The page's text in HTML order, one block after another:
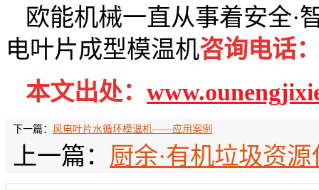
欧能机械一直从事着安全·
电叶片成型模温机咨询电话
本文出处：
下一篇： 风电叶片水循环模温机——应用案例
上一篇： 厨余·有机垃圾资